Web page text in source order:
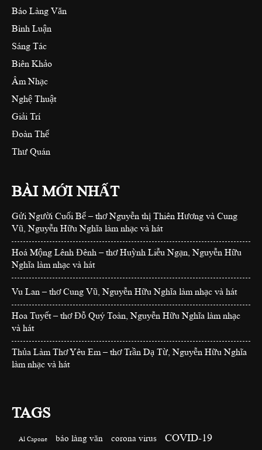
Báo Làng Văn
Bình Luận
Sáng Tác
Biên Khảo
Âm Nhạc
Nghệ Thuật
Giải Trí
Đoàn Thể
Thư Quán
BÀI MỚI NHẤT
Gửi Người Cuối Bể – thơ Nguyễn thị Thiên Hương và Cung
Vũ, Nguyễn Hữu Nghĩa làm nhạc và hát
Hoá Mộng Lênh Đênh – thơ Huỳnh Liễu Ngạn, Nguyễn Hữu
Nghĩa làm nhạc và hát
Vu Lan – thơ Cung Vũ, Nguyễn Hữu Nghĩa làm nhạc và hát
Hoa Tuyết – thơ Đỗ Quý Toàn, Nguyễn Hữu Nghĩa làm nhạc
và hát
Thủa Làm Thơ Yêu Em – thơ Trần Dạ Từ, Nguyễn Hữu Nghĩa
làm nhạc và hát
TAGS
Al Capone báo làng văn corona virus COVID-19